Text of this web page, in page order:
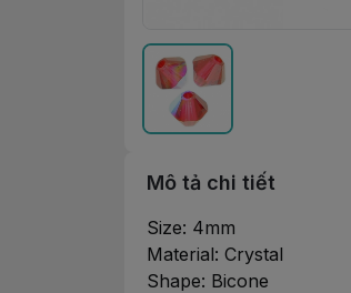
Mô tả chi tiết
Size: 4mm
Material: Crystal
Shape: Bicone